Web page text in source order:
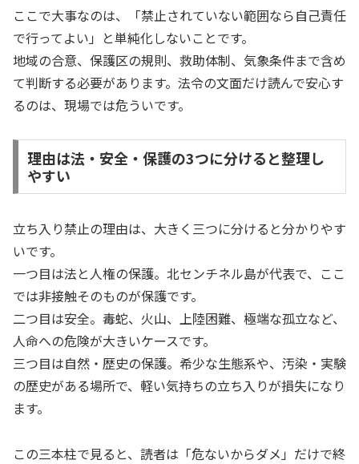
ここで大事なのは、「禁止されていない範囲なら自己責任
で行ってよい」と単純化しないことです。
地域の合意、保護区の規則、救助体制、気象条件まで含め
て判断する必要があります。法令の文面だけ読んで安心す
るのは、現場では危ういです。
理由は法・安全・保護の3つに分けると整理し
やすい
立ち入り禁止の理由は、大きく三つに分けると分かりやす
いです。
一つ目は法と人権の保護。北センチネル島が代表で、ここ
では非接触そのものが保護です。
二つ目は安全。毒蛇、火山、上陸困難、極端な孤立など、
人命への危険が大きいケースです。
三つ目は自然・歴史の保護。希少な生態系や、汚染・実験
の歴史がある場所で、軽い気持ちの立ち入りが損失になり
ます。
この三本柱で見ると、読者は「危ないからダメ」だけで終